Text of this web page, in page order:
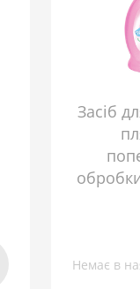
Засіб
Немає в